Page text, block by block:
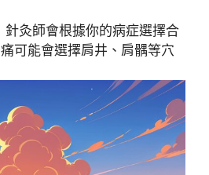
針灸師會根據你的病症選擇合
可能會選擇肩井、肩髃等穴